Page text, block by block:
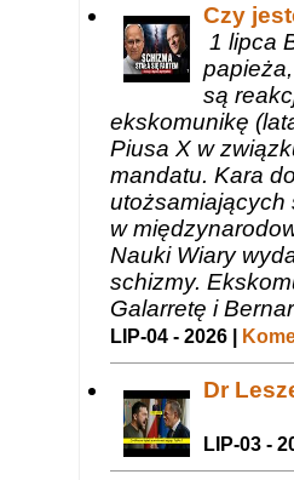
Czy
1 lipca
są
ekskomunikę
Piusa X w
mandatu. Kara
utożsamiających
w
Nauki Wiary
schizmy.
Galarretę i
LIP-04 - 2026 |
Dr
LIP-03 -